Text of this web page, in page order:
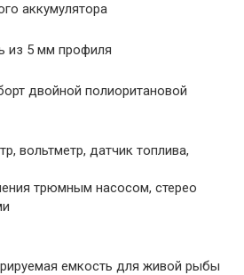
аккумулятора
из 5 мм профиля
двойной полиоритановой
вольтметр, датчик топлива,
трюмным насосом, стерео
емкость для живой рыбы